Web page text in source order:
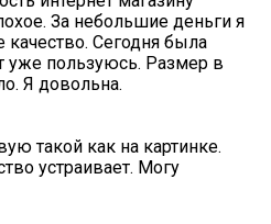
За небольшие деньги я
Сегодня была
уже пользуюсь. Размер в
Я довольна.
такой как на картинке.
устраивает. Могу